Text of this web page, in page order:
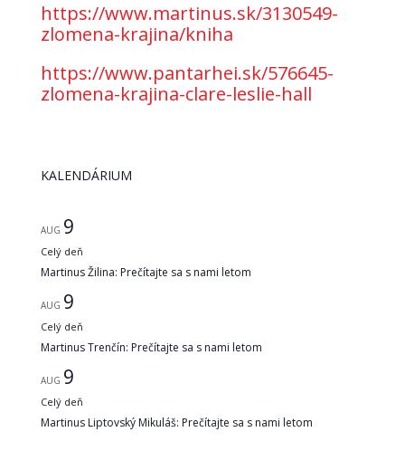
https://www.martinus.sk/3130549-
zlomena-krajina/kniha
https://www.pantarhei.sk/576645-
zlomena-krajina-clare-leslie-hall
KALENDÁRIUM
AUG 9
Celý deň
Martinus Žilina: Prečítajte sa s nami letom
AUG 9
Celý deň
Martinus Trenčín: Prečítajte sa s nami letom
AUG 9
Celý deň
Martinus Liptovský Mikuláš: Prečítajte sa s nami letom